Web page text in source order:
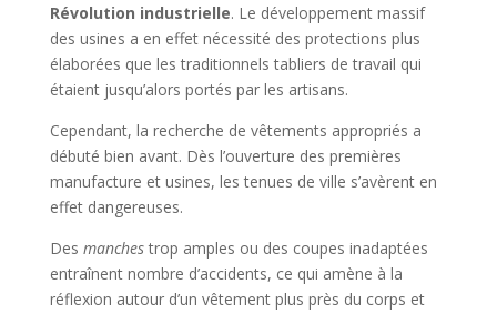
Révolution industrielle. Le développement massif
des usines a en effet nécessité des protections plus
élaborées que les traditionnels tabliers de travail qui
étaient jusqu’alors portés par les artisans.
Cependant, la recherche de vêtements appropriés a
débuté bien avant. Dès l’ouverture des premières
manufacture et usines, les tenues de ville s’avèrent en
effet dangereuses.
Des manchestrop amples ou des coupes inadaptées
entraînent nombre d’accidents, ce qui amène à la
réflexion autour d’un vêtement plus près du corps et